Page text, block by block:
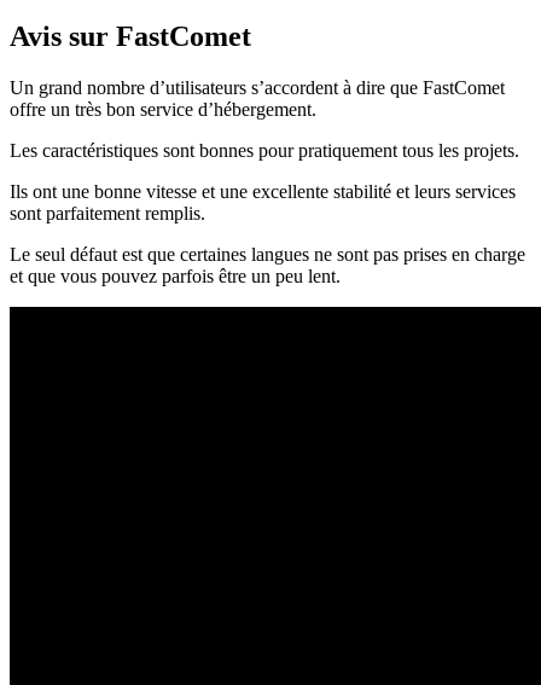
Avis sur FastComet
Un grand nombre d’utilisateurs s’accordent à dire que FastComet
offre un très bon service d’hébergement.
Les caractéristiques sont bonnes pour pratiquement tous les projets.
Ils ont une bonne vitesse et une excellente stabilité et leurs services
sont parfaitement remplis.
Le seul défaut est que certaines langues ne sont pas prises en charge
et que vous pouvez parfois être un peu lent.